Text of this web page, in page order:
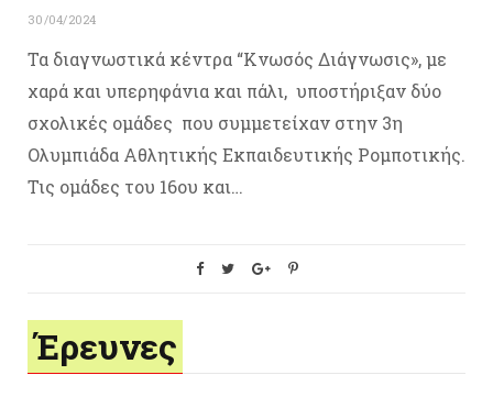
30/04/2024
Τα διαγνωστικά κέντρα “Κνωσός Διάγνωσις», με
χαρά και υπερηφάνια και πάλι, υποστήριξαν δύο
σχολικές ομάδες που συμμετείχαν στην 3η
Ολυμπιάδα Αθλητικής Εκπαιδευτικής Ρομποτικής.
Τις ομάδες του 16ου και…
Έρευνες